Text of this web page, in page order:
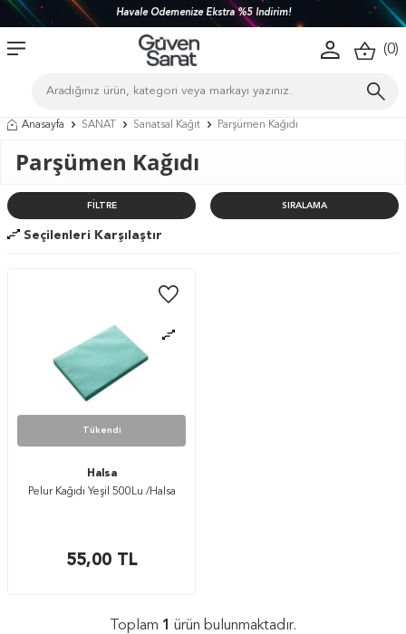
Havale Ödemenize Ekstra %5 İndirim!
(0)
Anasayfa SANAT Sanatsal Kağıt Parşümen Kağıdı
Parşümen Kağıdı
FILTRE SIRALAMA
Seçilenleri Karşılaştır
Tükendi
Halsa
Pelur Kağıdı Yeşil 500Lu /Halsa
55,00TL
Toplam 1 ürün bulunmaktadır.